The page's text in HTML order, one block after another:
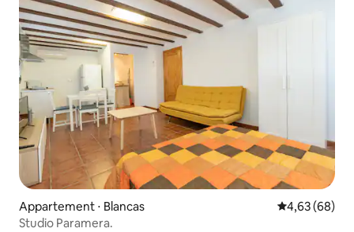
Appartement ⋅ Blancas Évaluation
4,63 (68)
Studio Paramera.